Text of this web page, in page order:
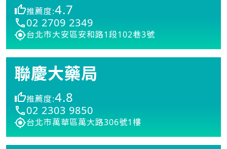
推薦度:4.7
02 2709 2349
台北市大安區安和路1段102巷3號
聯慶大藥局
推薦度:4.8
02 2303 9850
台北市萬華區萬大路306號1樓